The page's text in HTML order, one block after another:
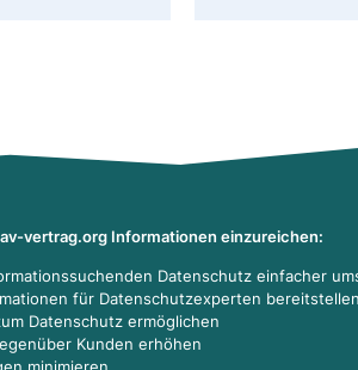
vertrag.org Informationen einzureichen:
Datenschutz einfacher
für Datenschutzexperten bereitstellen
Datenschutz ermöglichen
Kunden erhöhen